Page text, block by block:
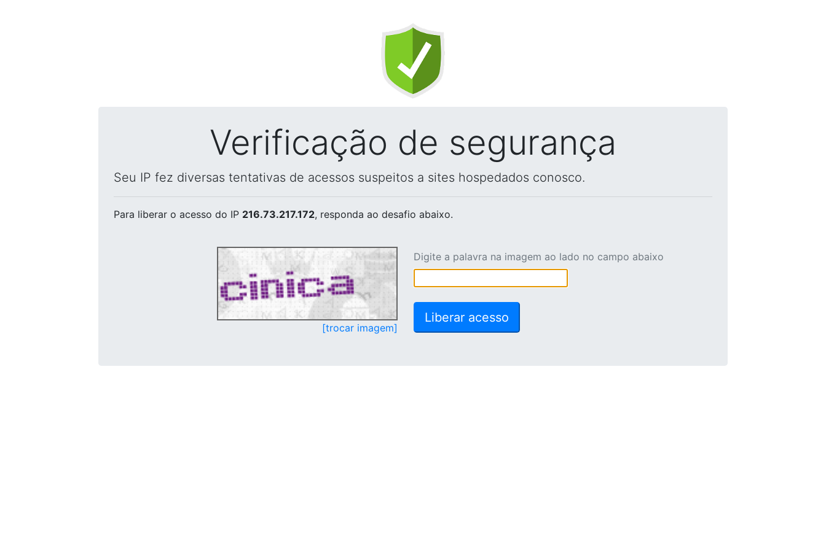
Verificação de segurança
Seu IP fez diversas tentativas de acessos suspeitos a sites hospedados conosco.
Para liberar o acesso do IP 216.73.217.172, responda ao desafio abaixo.
[trocar imagem]
Digite a palavra na imagem ao lado no campo abaixo